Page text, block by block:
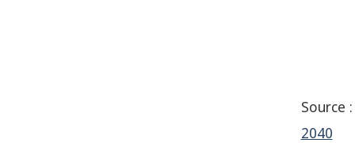
Source :
2040